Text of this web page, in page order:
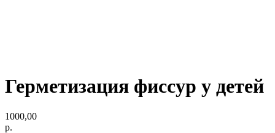
Герметизация фиссур у детей
1000,00
р.